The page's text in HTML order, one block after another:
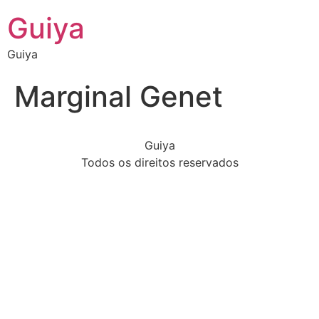
Guiya
Guiya
Marginal Genet
Guiya
Todos os direitos reservados